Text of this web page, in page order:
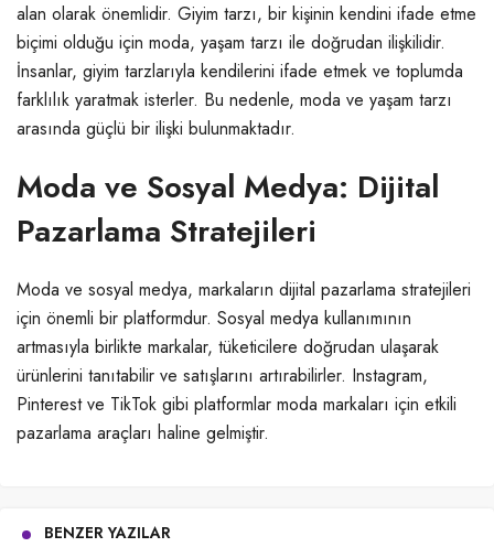
alan olarak önemlidir. Giyim tarzı, bir kişinin kendini ifade etme
biçimi olduğu için moda, yaşam tarzı ile doğrudan ilişkilidir.
İnsanlar, giyim tarzlarıyla kendilerini ifade etmek ve toplumda
farklılık yaratmak isterler. Bu nedenle, moda ve yaşam tarzı
arasında güçlü bir ilişki bulunmaktadır.
Moda ve Sosyal Medya: Dijital
Pazarlama Stratejileri
Moda ve sosyal medya, markaların dijital pazarlama stratejileri
için önemli bir platformdur. Sosyal medya kullanımının
artmasıyla birlikte markalar, tüketicilere doğrudan ulaşarak
ürünlerini tanıtabilir ve satışlarını artırabilirler. Instagram,
Pinterest ve TikTok gibi platformlar moda markaları için etkili
pazarlama araçları haline gelmiştir.
BENZER YAZILAR